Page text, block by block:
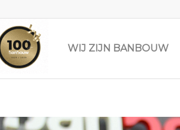
WIJ ZIJN BANBOUW